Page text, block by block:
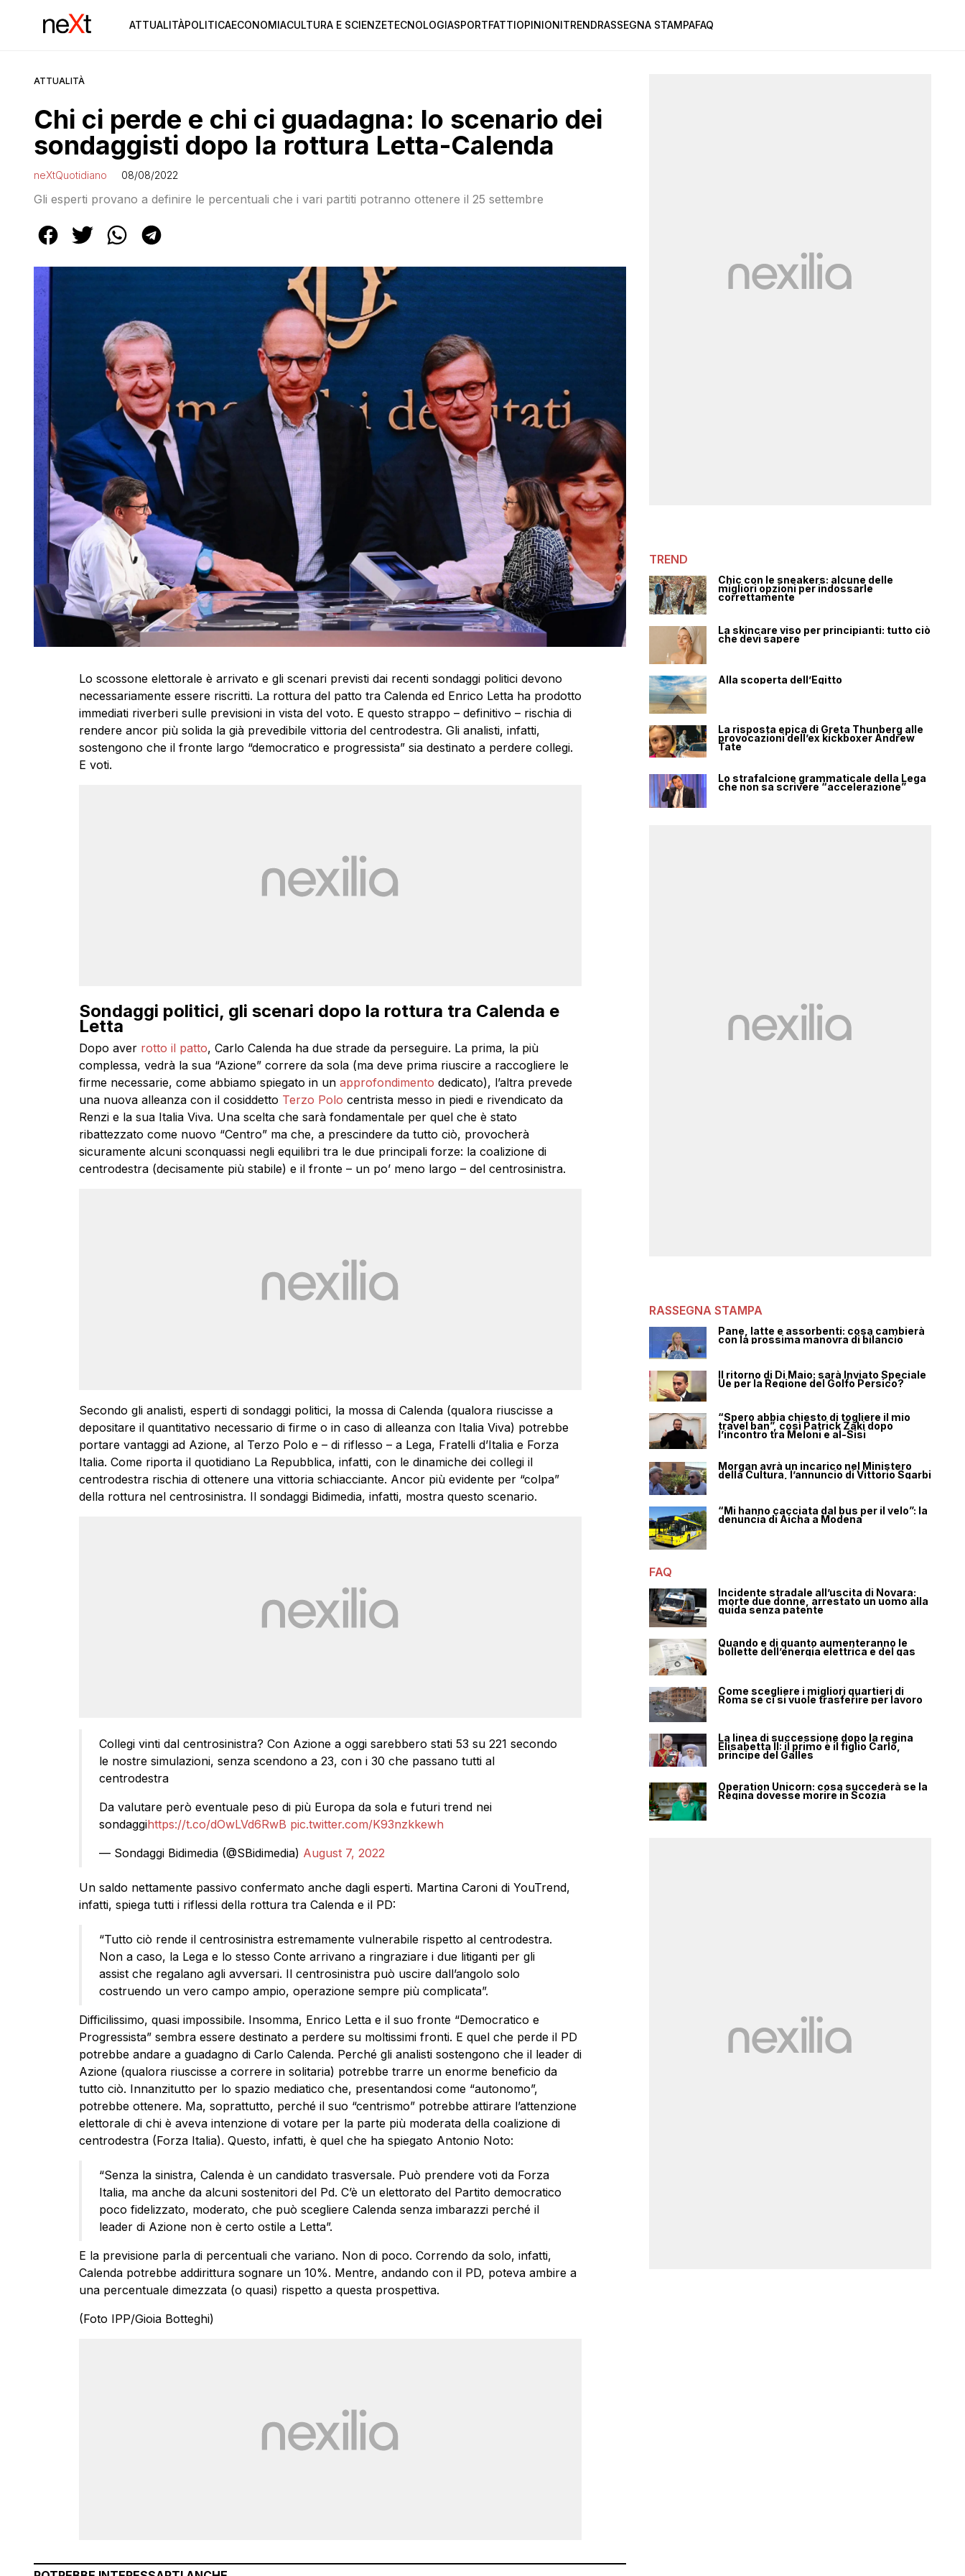
ATTUALITÀPOLITICAECONOMIACULTURA E SCIENZETECNOLOGIASPORTFATTIOPINIONITRENDRASSEGNA STAMPAFAQ
ATTUALITÀ
Chi ci perde e chi ci guadagna: lo scenario dei
sondaggisti dopo la rottura Letta-Calenda
neXtQuotidiano 08/08/2022
Gli esperti provano a definire le percentuali che i vari partiti potranno ottenere il 25 settembre
Lo scossone elettorale è arrivato e gli scenari previsti dai recenti sondaggi politici devono
necessariamente essere riscritti. La rottura del patto tra Calenda ed Enrico Letta ha prodotto
immediati riverberi sulle previsioni in vista del voto. E questo strappo – definitivo – rischia di
rendere ancor più solida la già prevedibile vittoria del centrodestra. Gli analisti, infatti,
sostengono che il fronte largo “democratico e progressista” sia destinato a perdere collegi.
E voti.
Sondaggi politici, gli scenari dopo la rottura tra Calenda e
Letta
Dopo aver rotto il patto, Carlo Calenda ha due strade da perseguire. La prima, la più
complessa, vedrà la sua “Azione” correre da sola (ma deve prima riuscire a raccogliere le
firme necessarie, come abbiamo spiegato in un approfondimento dedicato), l’altra prevede
una nuova alleanza con il cosiddetto Terzo Polo centrista messo in piedi e rivendicato da
Renzi e la sua Italia Viva. Una scelta che sarà fondamentale per quel che è stato
ribattezzato come nuovo “Centro” ma che, a prescindere da tutto ciò, provocherà
sicuramente alcuni sconquassi negli equilibri tra le due principali forze: la coalizione di
centrodestra (decisamente più stabile) e il fronte – un po’ meno largo – del centrosinistra.
Secondo gli analisti, esperti di sondaggi politici, la mossa di Calenda (qualora riuscisse a
depositare il quantitativo necessario di firme o in caso di alleanza con Italia Viva) potrebbe
portare vantaggi ad Azione, al Terzo Polo e – di riflesso – a Lega, Fratelli d’Italia e Forza
Italia. Come riporta il quotidiano La Repubblica, infatti, con le dinamiche dei collegi il
centrodestra rischia di ottenere una vittoria schiacciante. Ancor più evidente per “colpa”
della rottura nel centrosinistra. Il sondaggi Bidimedia, infatti, mostra questo scenario.
Collegi vinti dal centrosinistra? Con Azione a oggi sarebbero stati 53 su 221 secondo
le nostre simulazioni, senza scendono a 23, con i 30 che passano tutti al
centrodestra
Da valutare però eventuale peso di più Europa da sola e futuri trend nei
sondaggihttps://t.co/dOwLVd6RwB pic.twitter.com/K93nzkkewh
— Sondaggi Bidimedia (@SBidimedia) August 7, 2022
Un saldo nettamente passivo confermato anche dagli esperti. Martina Caroni di YouTrend,
infatti, spiega tutti i riflessi della rottura tra Calenda e il PD:
“Tutto ciò rende il centrosinistra estremamente vulnerabile rispetto al centrodestra.
Non a caso, la Lega e lo stesso Conte arrivano a ringraziare i due litiganti per gli
assist che regalano agli avversari. Il centrosinistra può uscire dall’angolo solo
costruendo un vero campo ampio, operazione sempre più complicata”.
Difficilissimo, quasi impossibile. Insomma, Enrico Letta e il suo fronte “Democratico e
Progressista” sembra essere destinato a perdere su moltissimi fronti. E quel che perde il PD
potrebbe andare a guadagno di Carlo Calenda. Perché gli analisti sostengono che il leader di
Azione (qualora riuscisse a correre in solitaria) potrebbe trarre un enorme beneficio da
tutto ciò. Innanzitutto per lo spazio mediatico che, presentandosi come “autonomo”,
potrebbe ottenere. Ma, soprattutto, perché il suo “centrismo” potrebbe attirare l’attenzione
elettorale di chi è aveva intenzione di votare per la parte più moderata della coalizione di
centrodestra (Forza Italia). Questo, infatti, è quel che ha spiegato Antonio Noto:
“Senza la sinistra, Calenda è un candidato trasversale. Può prendere voti da Forza
Italia, ma anche da alcuni sostenitori del Pd. C’è un elettorato del Partito democratico
poco fidelizzato, moderato, che può scegliere Calenda senza imbarazzi perché il
leader di Azione non è certo ostile a Letta”.
E la previsione parla di percentuali che variano. Non di poco. Correndo da solo, infatti,
Calenda potrebbe addirittura sognare un 10%. Mentre, andando con il PD, poteva ambire a
una percentuale dimezzata (o quasi) rispetto a questa prospettiva.
(Foto IPP/Gioia Botteghi)
TREND
Chic con le sneakers: alcune delle
migliori opzioni per indossarle
correttamente
La skincare viso per principianti: tutto ciò
che devi sapere
Alla scoperta dell’Egitto
La risposta epica di Greta Thunberg alle
provocazioni dell’ex kickboxer Andrew
Tate
Lo strafalcione grammaticale della Lega
che non sa scrivere “accelerazione”
RASSEGNA STAMPA
Pane, latte e assorbenti: cosa cambierà
con la prossima manovra di bilancio
Il ritorno di Di Maio: sarà Inviato Speciale
Ue per la Regione del Golfo Persico?
“Spero abbia chiesto di togliere il mio
travel ban”, così Patrick Zaki dopo
l’incontro tra Meloni e al-Sisi
Morgan avrà un incarico nel Ministero
della Cultura, l’annuncio di Vittorio Sgarbi
“Mi hanno cacciata dal bus per il velo”: la
denuncia di Aicha a Modena
FAQ
Incidente stradale all’uscita di Novara:
morte due donne, arrestato un uomo alla
guida senza patente
Quando e di quanto aumenteranno le
bollette dell’energia elettrica e del gas
Come scegliere i migliori quartieri di
Roma se ci si vuole trasferire per lavoro
La linea di successione dopo la regina
Elisabetta II: il primo è il figlio Carlo,
principe del Galles
Operation Unicorn: cosa succederà se la
Regina dovesse morire in Scozia